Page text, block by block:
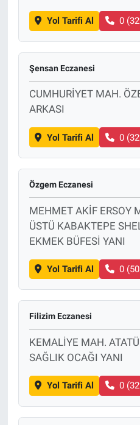
Yol Tarifi Al 0
Şensan Eczanesi
CUMHURİYET MAH.
ARKASI
Yol Tarifi Al 0
Özgem Eczanesi
MEHMET AKİF ERSOY
ÜSTÜ KABAKTEPE
EKMEK BÜFESİ YANI
Yol Tarifi Al 0
Filizim Eczanesi
KEMALİYE MAH.
SAĞLIK OCAĞI YANI
Yol Tarifi Al 0